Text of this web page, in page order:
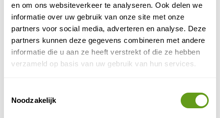
en om ons websiteverkeer te analyseren. Ook delen we
informatie over uw gebruik van onze site met onze
partners voor social media, adverteren en analyse. Deze
partners kunnen deze gegevens combineren met andere
informatie die u aan ze heeft verstrekt of die ze hebben
verzameld op basis van uw gebruik van hun services.
Noodzakelijk
bergen, door het sprookjesachtige binnenland en
eindig bij...
Activiteiten in Landes
De Franse regio Landes ligt aan de Atlantische